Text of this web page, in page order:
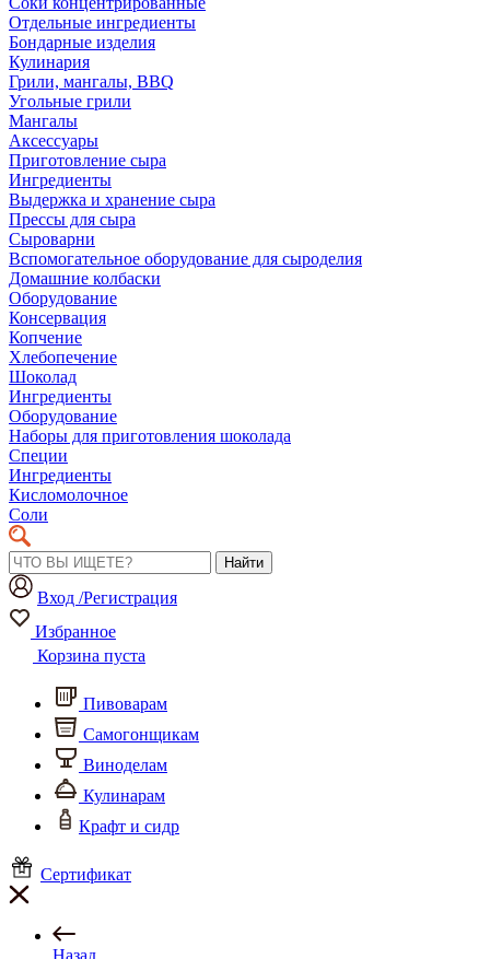
Отдельные ингредиенты
Бондарные изделия
Кулинария
Грили, мангалы, BBQ
Угольные грили
Мангалы
Аксессуары
Приготовление сыра
Ингредиенты
Выдержка и хранение сыра
Прессы для сыра
Сыроварни
Вспомогательное оборудование для сыроделия
Домашние колбаски
Оборудование
Консервация
Копчение
Хлебопечение
Шоколад
Ингредиенты
Оборудование
Наборы для приготовления шоколада
Специи
Ингредиенты
Кисломолочное
Соли
Найти
Вход /Регистрация
Избранное
Корзина пуста
Пивоварам
Самогонщикам
Виноделам
Кулинарам
Крафт и сидр
Сертификат
Назад